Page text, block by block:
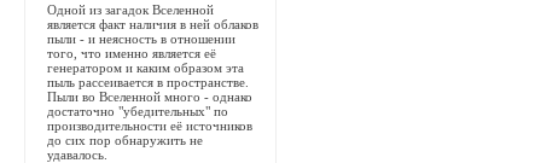
Одной из загадок Вселенной
является факт наличия в ней облаков
пыли - и неясность в отношении
того, что именно является её
генератором и каким образом эта
пыль рассеивается в пространстве.
Пыли во Вселенной много - однако
достаточно "убедительных" по
производительности её источников
до сих пор обнаружить не
удавалось.